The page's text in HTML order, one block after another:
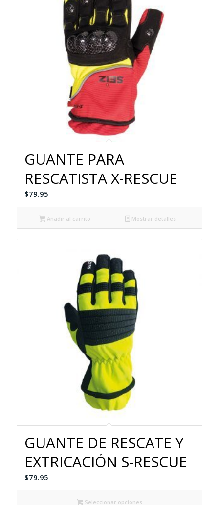
GUANTE PARA
RESCATISTA X-RESCUE
$79.95
Añadir al carrito Mostrar detalles
GUANTE DE RESCATE Y
EXTRICACIÓN S-RESCUE
$79.95
Seleccionar opciones